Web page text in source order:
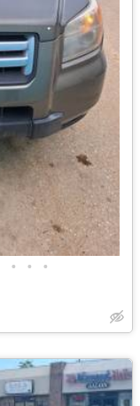
• • •